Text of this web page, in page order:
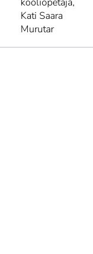
Kati Saara
Murutar